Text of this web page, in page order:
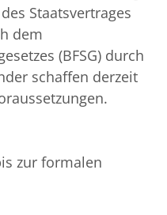
Staatsvertrages
dem
(BFSG) durch
schaffen derzeit
zur formalen